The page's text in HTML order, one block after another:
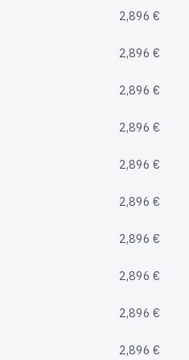
2,896 €
2,896 €
2,896 €
2,896 €
2,896 €
2,896 €
2,896 €
2,896 €
2,896 €
2,896 €